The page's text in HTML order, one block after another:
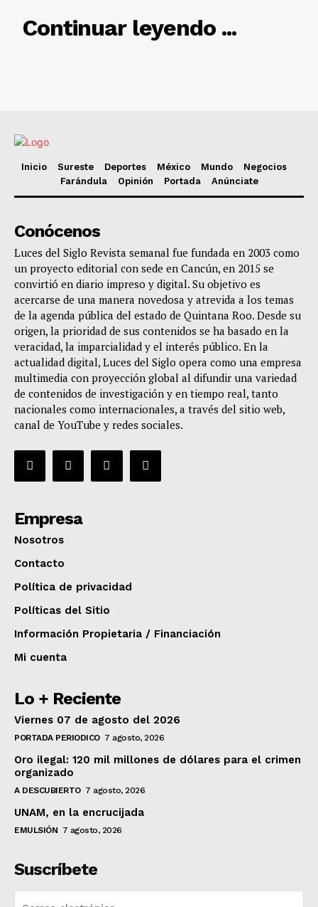
Continuar leyendo ...
RELACIONADO
Inicio Sureste Deportes México Mundo
Negocios
Farándula
Opinión Portada Anúnciate
Conócenos
Luces del Siglo Revista semanal fue fundada en 2003 como
un proyecto editorial con sede en Cancún, en 2015 se
convirtió en diario impreso y digital. Su objetivo es
acercarse de una manera novedosa y atrevida a los temas
de la agenda pública del estado de Quintana Roo. Desde su
origen, la prioridad de sus contenidos se ha basado en la
veracidad, la imparcialidad y el interés público. En la
actualidad digital, Luces del Siglo opera como una empresa
multimedia con proyección global al difundir una variedad
de contenidos de investigación y en tiempo real, tanto
nacionales como internacionales, a través del sitio web,
canal de YouTube y redes sociales.
Empresa
Nosotros
Contacto
Política de privacidad
Políticas del Sitio
Información Propietaria / Financiación
Mi cuenta
Lo + Reciente
Viernes 07 de agosto del 2026
PORTADA PERIODICO 7 agosto, 2026
Oro ilegal: 120 mil millones de dólares para el crimen
organizado
A DESCUBIERTO 7 agosto, 2026
UNAM, en la encrucijada
EMULSIÓN 7 agosto, 2026
Suscríbete